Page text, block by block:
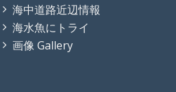
海中道路近辺情報
海水魚にトライ
画像 Gallery